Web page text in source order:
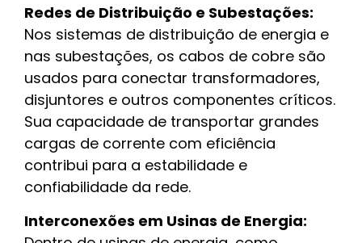
Redes de Distribuição e Subestações:
Nos sistemas de distribuição de energia e
nas subestações, os cabos de cobre são
usados para conectar transformadores,
disjuntores e outros componentes críticos.
Sua capacidade de transportar grandes
cargas de corrente com eficiência
contribui para a estabilidade e
confiabilidade da rede.
Interconexões em Usinas de Energia: